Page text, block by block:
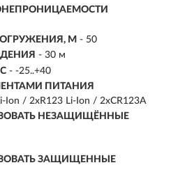
М - 50
- 30 м
- -25..+40
ПИТАНИЯ
Ion / 2xR123 Li-Ion / 2xCR123A
НЕЗАЩИЩЁННЫЕ
ЗАЩИЩЕННЫЕ